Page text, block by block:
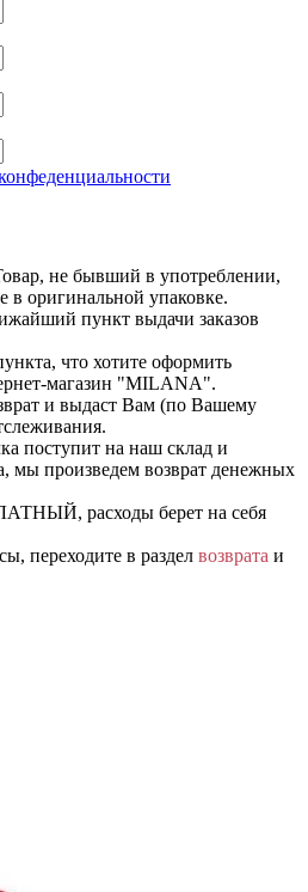
не бывший в употреблении,
в оригинальной упаковке.
пункт выдачи заказов
что хотите оформить
магазин "MILANA".
и выдаст Вам (по Вашему
поступит на наш склад и
мы произведем возврат денежных
расходы берет на себя
переходите в раздел возврата и